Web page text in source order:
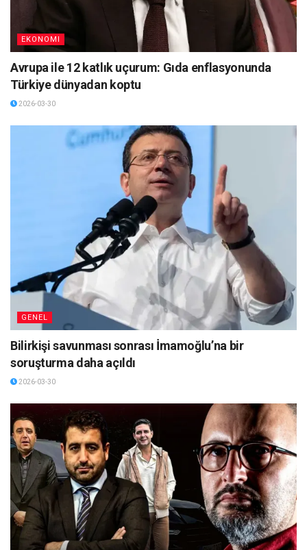
EKONOMI
Avrupa ile 12 katlık uçurum: Gıda enflasyonunda
Türkiye dünyadan koptu
2026-03-30
GENEL
Bilirkişi savunması sonrası İmamoğlu’na bir
soruşturma daha açıldı
2026-03-30